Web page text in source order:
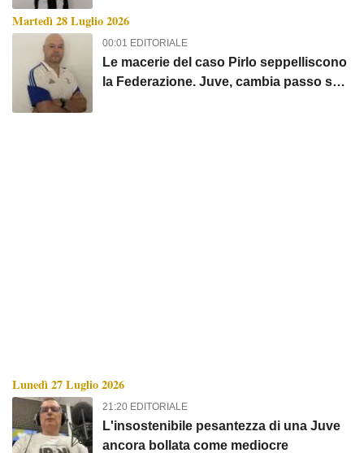
Martedì 28 Luglio 2026
00:01 EDITORIALE
Le macerie del caso Pirlo seppelliscono
la Federazione. Juve, cambia passo sul
Lunedì 27 Luglio 2026
21:20 EDITORIALE
L'insostenibile pesantezza di una Juve
ancora bollata come mediocre